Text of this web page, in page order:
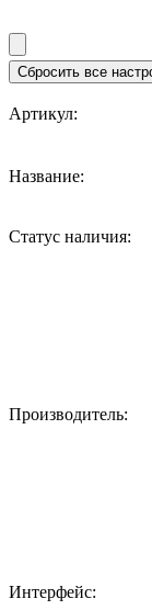
Артикул:
Название:
Статус наличия:
Производитель:
Интерфейс: